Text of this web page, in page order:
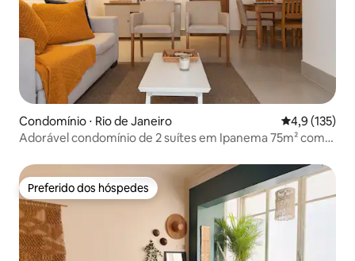
Condomínio ⋅ Rio de Janeiro 4,9 de uma
4,9 (135)
Adorável condomínio de 2 suítes em Ipanema 75m² com
Preferido dos hóspedes
Preferido dos hóspedes